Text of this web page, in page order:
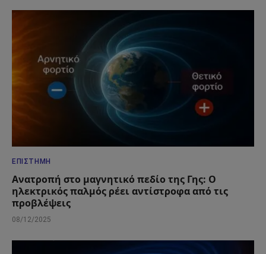
ΕΠΙΣΤΉΜΗ
Ανατροπή στο μαγνητικό πεδίο της Γης: Ο
ηλεκτρικός παλμός ρέει αντίστροφα από τις
προβλέψεις
08/12/2025